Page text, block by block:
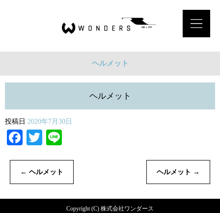
ヘルメット
ヘルメット
投稿日 2020年7月30日
Facebook
Twitter
← ヘルメット ヘルメット →
Copyright (C) 株式会社ワンダース